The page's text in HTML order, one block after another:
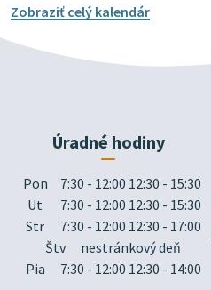
Zobraziť celý kalendár
Úradné hodiny
Pon
7:30 - 12:00 12:30 - 15:30
Ut
7:30 - 12:00 12:30 - 15:30
Str
7:30 - 12:00 12:30 - 17:00
Štv
nestránkový deň
Pia
7:30 - 12:00 12:30 - 14:00